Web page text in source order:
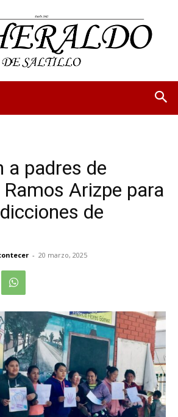
a padres de
Arizpe para
de
- 20 marzo, 2025